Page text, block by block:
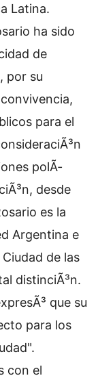
Latina.
ha sido
de
por su
para el
polÃ­
desde
es la
Argentina e
de las
distinciÃ³n.
que su
para los
con el